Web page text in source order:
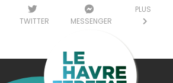
TWITTER MESSENGER
PLUS